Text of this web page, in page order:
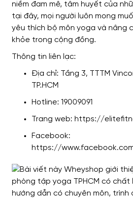
niềm đam mê, tâm huyết của
tại đây, mọi người luôn mong
yêu thích bộ môn yoga và nâng
khỏe trong cộng đồng.
Thông tin liên lạc:
Địa chỉ: Tầng 3, TTTM
TP.HCM
Hotline: 19009091
Trang web: https://
Facebook:
https://